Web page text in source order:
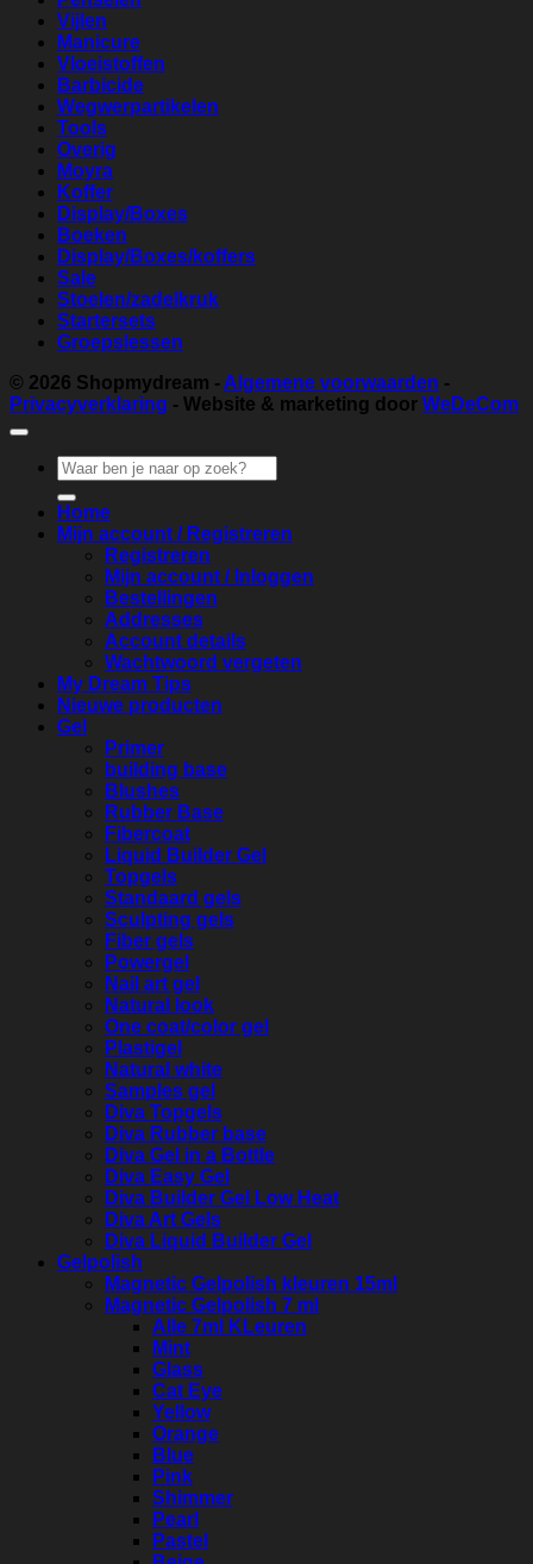
Vijlen
Manicure
Vloeistoffen
Barbicide
Wegwerpartikelen
Tools
Overig
Moyra
Koffer
Display/Boxes
Boeken
Display/Boxes/koffers
Sale
Stoelen/zadelkruk
Startersets
Groepslessen
© 2026 Shopmydream - Algemene voorwaarden -
Privacyverklaring - Website & marketing door WeDeCom
Zoeken
naar:
Home
Mijn account / Registreren
Registreren
Mijn account / Inloggen
Bestellingen
Addresses
Account details
Wachtwoord vergeten
My Dream Tips
Nieuwe producten
Gel
Primer
building base
Blushes
Rubber Base
Fibercoat
Liquid Builder Gel
Topgels
Standaard gels
Sculpting gels
Fiber gels
Powergel
Nail art gel
Natural look
One coat/color gel
Plastigel
Natural white
Samples gel
Diva Topgels
Diva Rubber base
Diva Gel in a Bottle
Diva Easy Gel
Diva Builder Gel Low Heat
Diva Art Gels
Diva Liquid Builder Gel
Gelpolish
Magnetic Gelpolish kleuren 15ml
Magnetic Gelpolish 7 ml
Alle 7ml KLeuren
Mint
Glass
Cat Eye
Yellow
Orange
Blue
Pink
Shimmer
Pearl
Pastel